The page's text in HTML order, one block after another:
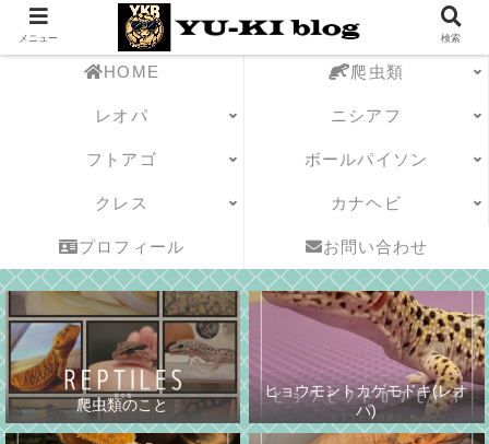
HOME 爬虫類
レオパ ニシアフ
フトアゴ ボールパイソン
クレス カナヘビ
プロフィール お問い合わせ
爬虫類のこと
ヒョウモントカゲモドキ(レオ
パ)
メニュー 検索